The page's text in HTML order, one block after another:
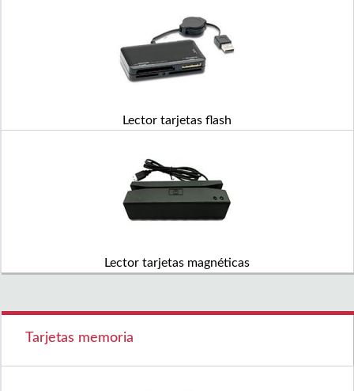
Lector tarjetas flash
Lector tarjetas magnéticas
Tarjetas memoria